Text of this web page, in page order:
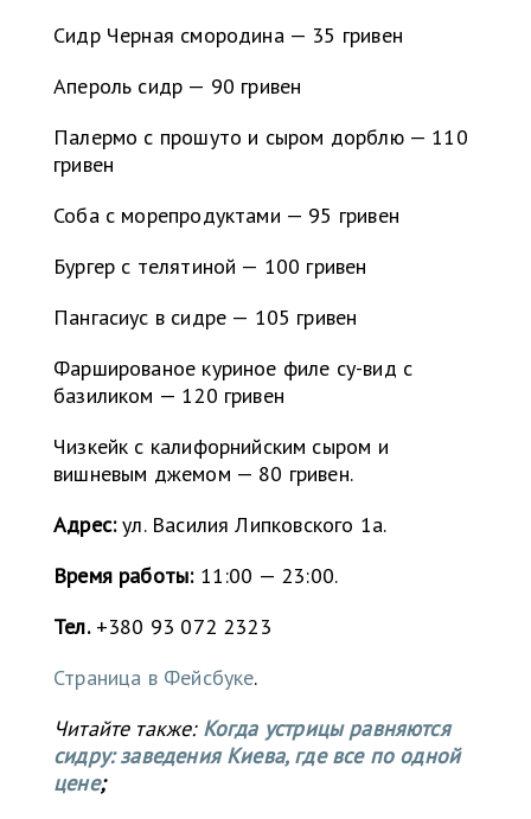
Сидр Черная смородина — 35 гривен
Апероль сидр — 90 гривен
Палермо с прошуто и сыром дорблю — 110
гривен
Соба с морепродуктами — 95 гривен
Бургер с телятиной — 100 гривен
Пангасиус в сидре — 105 гривен
Фаршированое куриное филе су-вид с
базиликом — 120 гривен
Чизкейк с калифорнийским сыром и
вишневым джемом — 80 гривен.
Адрес:ул. Василия Липковского 1а.
Время работы:11:00 — 23:00.
Тел.+380 93 072 2323
Страница в Фейсбуке.
Читайте также: Когда устрицы равняются
сидру: заведения Киева, где все по одной
цене;